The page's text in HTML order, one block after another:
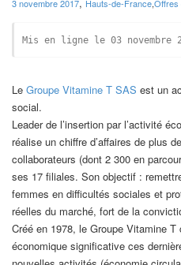
3 novembre 2017 Hauts-de-France,Offres
Mis en ligne le 03 novembre
Le Groupe Vitamine T SAS est un
social.
Leader de l’insertion par l’activité
réalise un chiffre d’affaires de plus
collaborateurs (dont 2 300 en
ses 17 filiales. Son objectif :
femmes en difficultés sociales et
réelles du marché, fort de la
Créé en 1978, le Groupe Vitamine
économique significative ces